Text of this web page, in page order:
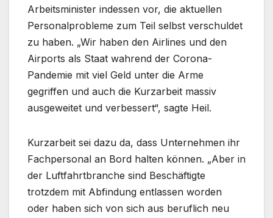
Arbeitsminister indessen vor, die aktuellen
Personalprobleme zum Teil selbst verschuldet
zu haben. „Wir haben den Airlines und den
Airports als Staat wahrend der Corona-
Pandemie mit viel Geld unter die Arme
gegriffen und auch die Kurzarbeit massiv
ausgeweitet und verbessert“, sagte Heil.
Kurzarbeit sei dazu da, dass Unternehmen ihr
Fachpersonal an Bord halten können. „Aber in
der Luftfahrtbranche sind Beschäftigte
trotzdem mit Abfindung entlassen worden
oder haben sich von sich aus beruflich neu